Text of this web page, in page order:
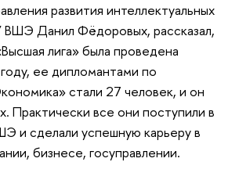
развития интеллектуальных
ВШЭ Данил Фёдоровых, рассказал,
лига» была проведена
ее дипломантами по
стали 27 человек, и он
Практически все они поступили в
и сделали успешную карьеру в
бизнесе, госуправлении.